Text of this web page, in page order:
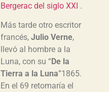
Bergerac del siglo XXI .
Más tarde otro escritor
francés, Julio Verne,
llevó al hombre a la
Luna, con su “De la
Tierra a la Luna”1865.
En el 69 retomaría el